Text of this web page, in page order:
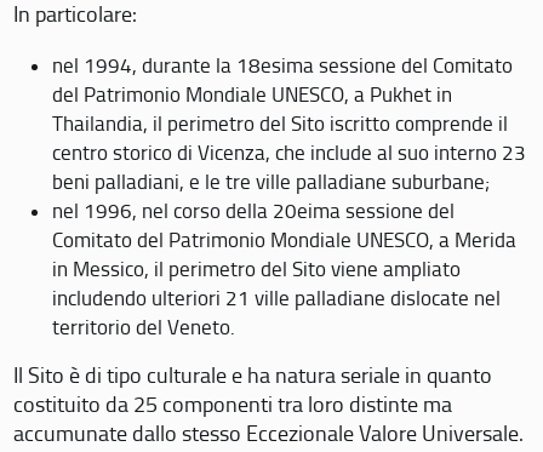
In particolare:
nel 1994, durante la 18esima sessione del Comitato
del Patrimonio Mondiale UNESCO, a Pukhet in
Thailandia, il perimetro del Sito iscritto comprende il
centro storico di Vicenza, che include al suo interno 23
beni palladiani, e le tre ville palladiane suburbane;
nel 1996, nel corso della 20eima sessione del
Comitato del Patrimonio Mondiale UNESCO, a Merida
in Messico, il perimetro del Sito viene ampliato
includendo ulteriori 21 ville palladiane dislocate nel
territorio del Veneto.
Il Sito è di tipo culturale e ha natura seriale in quanto
costituito da 25 componenti tra loro distinte ma
accumunate dallo stesso Eccezionale Valore Universale.